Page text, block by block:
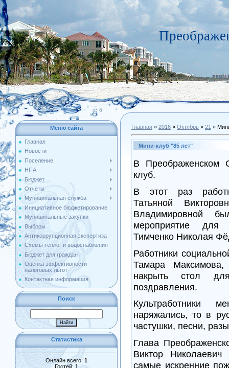
Меню сайта
Главная
Новости
Поселение
НПА
Бюджет
Отчёты
Муниципальная служба
Инициативное бюджетирование
Муниципальные закупки
Выборы
Антикоррупционная экспертиза
Схемы тепло- и водоснабжения
Бюджет для граждан
Оценка эффективности
налоговых льгот
Контактная информация
Поиск
Статистика
Онлайн всего: 1
Гостей: 1
Главная » 2016 » Октябрь » 21 »
Мини-клуб "85 лет"
В Преображенском
клуб.
В этот раз
Татьяной
Владимировной
мероприятие для
Тимченко Николая
Работники
Тамара
накрыть стол
поздравления.
Культработники
наряжались, то в
частушки, песни,
Глава
Виктор
самые искренние